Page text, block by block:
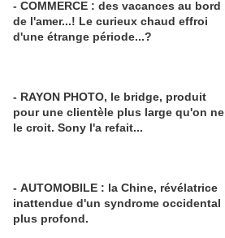
- COMMERCE : des vacances au bord
de l'amer...! Le curieux chaud effroi
d'une étrange période...?
- RAYON PHOTO, le bridge, produit
pour une clientèle plus large qu'on ne
le croit. Sony l'a refait...
- AUTOMOBILE : la Chine, révélatrice
inattendue d'un syndrome occidental
plus profond.